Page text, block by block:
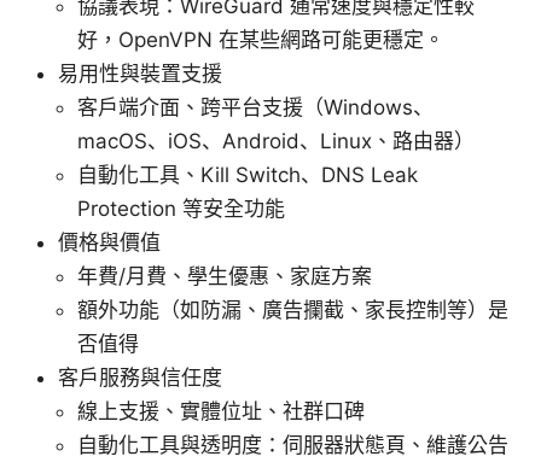
協議表現：WireGuard 通常速度與穩定性較
好，OpenVPN 在某些網路可能更穩定。
易用性與裝置支援
客戶端介面、跨平台支援（Windows、
macOS、iOS、Android、Linux、路由器）
自動化工具、Kill Switch、DNS Leak
Protection 等安全功能
價格與價值
年費/月費、學生優惠、家庭方案
額外功能（如防漏、廣告攔截、家長控制等）是
否值得
客戶服務與信任度
線上支援、實體位址、社群口碑
自動化工具與透明度：伺服器狀態頁、維護公告